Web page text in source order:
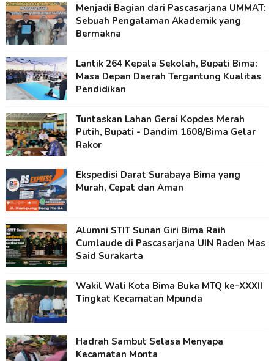
Menjadi Bagian dari Pascasarjana UMMAT:
Sebuah Pengalaman Akademik yang
Bermakna
Lantik 264 Kepala Sekolah, Bupati Bima:
Masa Depan Daerah Tergantung Kualitas
Pendidikan
Tuntaskan Lahan Gerai Kopdes Merah
Putih, Bupati - Dandim 1608/Bima Gelar
Rakor
Ekspedisi Darat Surabaya Bima yang
Murah, Cepat dan Aman
Alumni STIT Sunan Giri Bima Raih
Cumlaude di Pascasarjana UIN Raden Mas
Said Surakarta
Wakil Wali Kota Bima Buka MTQ ke-XXXII
Tingkat Kecamatan Mpunda
Hadrah Sambut Selasa Menyapa
Kecamatan Monta